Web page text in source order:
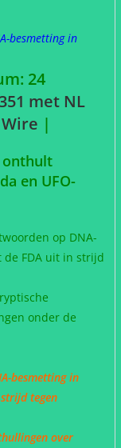
besmetting in
24
met NL
|
onthult
en UFO-
op DNA-
de FDA uit in strijd
onder de
besmetting in
tegen
over